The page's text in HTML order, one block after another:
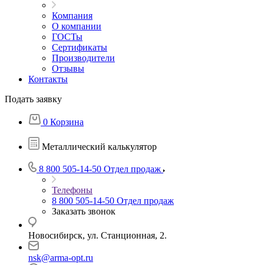
Компания
О компании
ГОСТы
Сертификаты
Производители
Отзывы
Контакты
Подать заявку
0 Корзина
Металлический калькулятор
8 800 505-14-50 Отдел продаж
Телефоны
8 800 505-14-50 Отдел продаж
Заказать звонок
Новосибирск, ул. Станционная, 2.
nsk@arma-opt.ru